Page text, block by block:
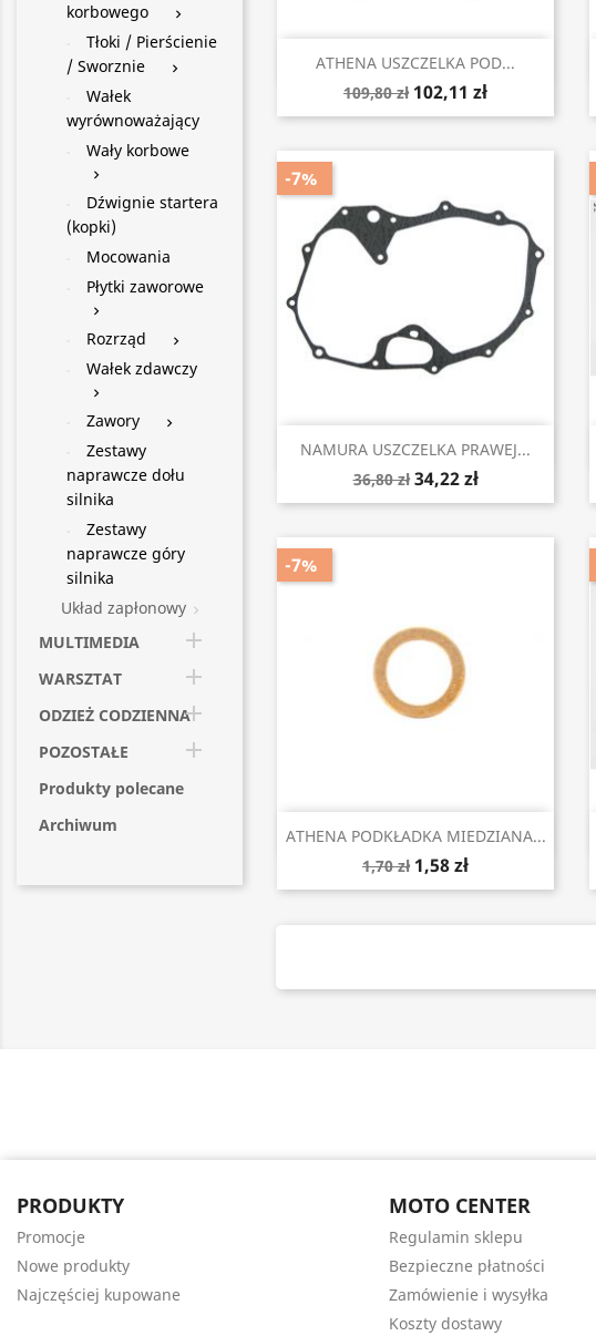
korbowego

Tłoki / Pierścienie
/ Sworznie

Wałek
wyrównoważający
Wały korbowe

Dźwignie startera
(kopki)
Mocowania
Płytki zaworowe

Rozrząd 
Wałek zdawczy

Zawory 
Zestawy
naprawcze dołu
silnika
Zestawy
naprawcze góry
silnika
Układ zapłonowy 
MULTIMEDIA 
WARSZTAT 
ODZIEŻ CODZIENNA
POZOSTAŁE 
Produkty polecane
Archiwum
ATHENA USZCZELKA POD...
109,80 zł 102,11 zł
Szybki podgląd
NAMURA USZCZELKA PRAWEJ...
36,80 zł 34,22 zł
-7%
Szybki podgląd
ATHENA PODKŁADKA MIEDZIANA...
1,70 zł 1,58 zł
-7%
Szybki podgląd
PRODUKTY
Promocje
Nowe produkty
Najczęściej kupowane
MOTO CENTER
Regulamin sklepu
Bezpieczne płatności
Zamówienie i wysyłka
Koszty dostawy